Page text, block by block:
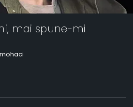
mai spune-mi